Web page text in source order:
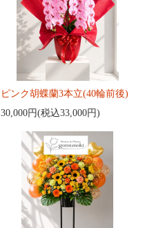
ピンク胡蝶蘭3本立(40輪前後)
30,000円(税込33,000円)